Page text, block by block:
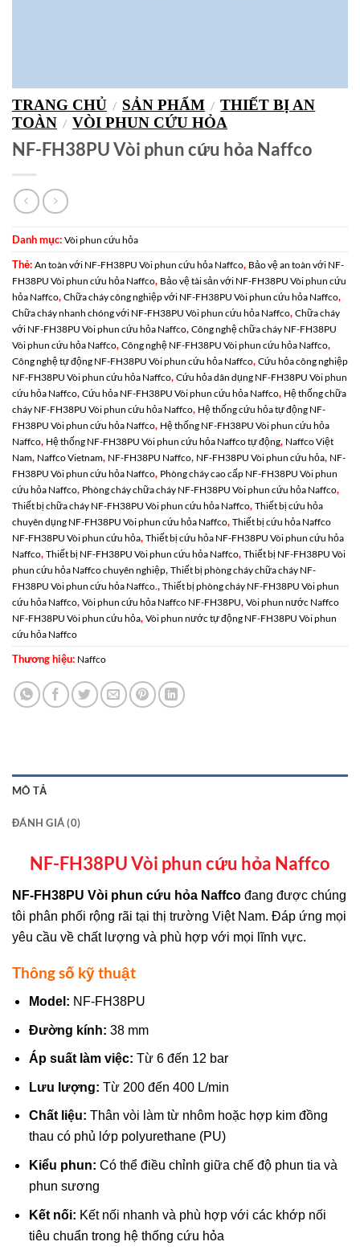
TRANG CHỦ / SẢN PHẨM / THIẾT BỊ AN
TOÀN / VÒI PHUN CỨU HỎA
NF-FH38PU Vòi phun cứu hỏa Naffco
Danh mục: Vòi phun cứu hỏa
Thẻ: An toàn với NF-FH38PU Vòi phun cứu hỏa Naffco, Bảo vệ an toàn với NF-
FH38PU Vòi phun cứu hỏa Naffco, Bảo vệ tài sản với NF-FH38PU Vòi phun cứu
hỏa Naffco, Chữa cháy công nghiệp với NF-FH38PU Vòi phun cứu hỏa Naffco,
Chữa cháy nhanh chóng với NF-FH38PU Vòi phun cứu hỏa Naffco, Chữa cháy
với NF-FH38PU Vòi phun cứu hỏa Naffco, Công nghệ chữa cháy NF-FH38PU
Vòi phun cứu hỏa Naffco, Công nghệ NF-FH38PU Vòi phun cứu hỏa Naffco,
Công nghệ tự động NF-FH38PU Vòi phun cứu hỏa Naffco, Cứu hỏa công nghiệp
NF-FH38PU Vòi phun cứu hỏa Naffco, Cứu hỏa dân dụng NF-FH38PU Vòi phun
cứu hỏa Naffco, Cứu hỏa NF-FH38PU Vòi phun cứu hỏa Naffco, Hệ thống chữa
cháy NF-FH38PU Vòi phun cứu hỏa Naffco, Hệ thống cứu hỏa tự động NF-
FH38PU Vòi phun cứu hỏa Naffco, Hệ thống NF-FH38PU Vòi phun cứu hỏa
Naffco, Hệ thống NF-FH38PU Vòi phun cứu hỏa Naffco tự động, Naffco Việt
Nam, Naffco Vietnam, NF-FH38PU Naffco, NF-FH38PU Vòi phun cứu hỏa, NF-
FH38PU Vòi phun cứu hỏa Naffco, Phòng cháy cao cấp NF-FH38PU Vòi phun
cứu hỏa Naffco, Phòng cháy chữa cháy NF-FH38PU Vòi phun cứu hỏa Naffco,
Thiết bị chữa cháy NF-FH38PU Vòi phun cứu hỏa Naffco, Thiết bị cứu hỏa
chuyên dụng NF-FH38PU Vòi phun cứu hỏa Naffco, Thiết bị cứu hỏa Naffco
NF-FH38PU Vòi phun cứu hỏa, Thiết bị cứu hỏa NF-FH38PU Vòi phun cứu hỏa
Naffco, Thiết bị NF-FH38PU Vòi phun cứu hỏa Naffco, Thiết bị NF-FH38PU Vòi
phun cứu hỏa Naffco chuyên nghiệp, Thiết bị phòng cháy chữa cháy NF-
FH38PU Vòi phun cứu hỏa Naffco., Thiết bị phòng cháy NF-FH38PU Vòi phun
cứu hỏa Naffco, Vòi phun cứu hỏa Naffco NF-FH38PU, Vòi phun nước Naffco
NF-FH38PU Vòi phun cứu hỏa, Vòi phun nước tự động NF-FH38PU Vòi phun
cứu hỏa Naffco
Thương hiệu: Naffco
MÔ TẢ
ĐÁNH GIÁ (0)
NF-FH38PU Vòi phun cứu hỏa Naffco
NF-FH38PU Vòi phun cứu hỏa Naffco đang được chúng
tôi phân phối rộng rãi tại thị trường Việt Nam. Đáp ứng mọi
yêu cầu về chất lượng và phù hợp với mọi lĩnh vực.
Thông số kỹ thuật
Model: NF-FH38PU
Đường kính: 38 mm
Áp suất làm việc: Từ 6 đến 12 bar
Lưu lượng: Từ 200 đến 400 L/min
Chất liệu: Thân vòi làm từ nhôm hoặc hợp kim đồng
thau có phủ lớp polyurethane (PU)
Kiểu phun: Có thể điều chỉnh giữa chế độ phun tia và
phun sương
Kết nối: Kết nối nhanh và phù hợp với các khớp nối
tiêu chuẩn trong hệ thống cứu hỏa